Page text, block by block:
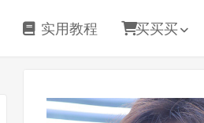
实用教程 买买买